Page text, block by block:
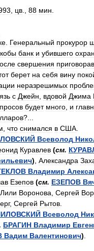
цв 88 мин
Генеральный прокурор
банк и убившего
свершения приговорав
берет на себя вину
неразрешимых
с Джейн вдовой Джима
будет много и
?...
что снимался в США
Всеволод
Куравлев (см.
) Александра
Владимир
Езепов (см. ЕЗЕПОВ
Лили Воронова Сергей
, Сергей Рытов
Всеволод
БРАГИН Владимир
Вадим Валентинович)